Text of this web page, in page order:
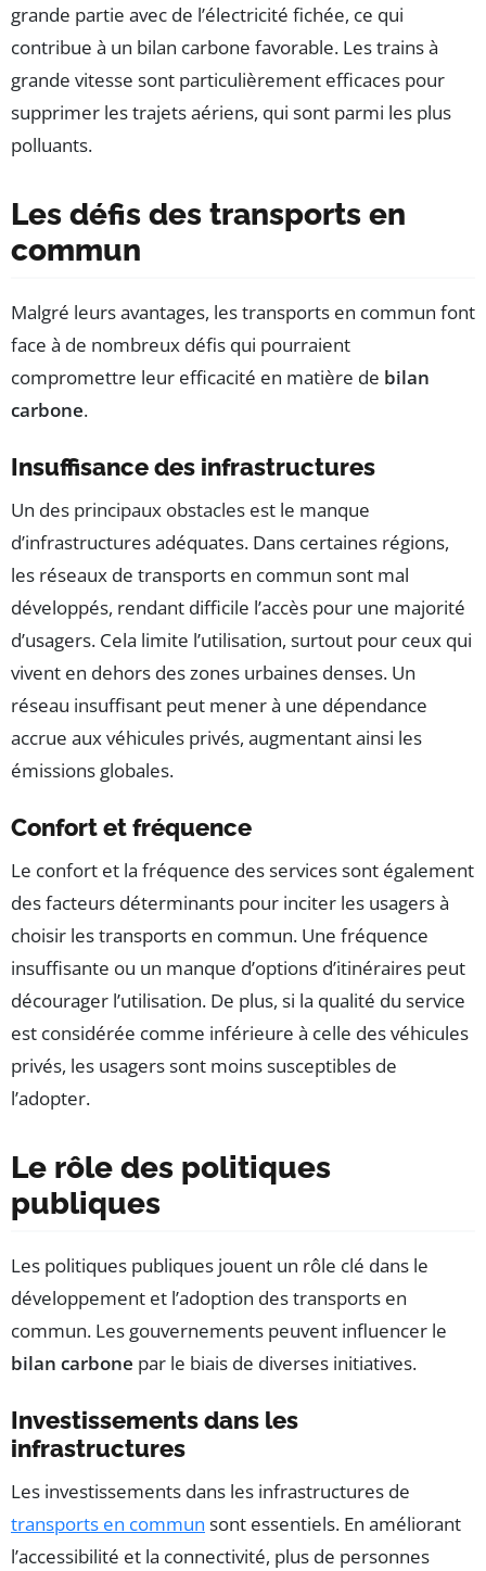
grande partie avec de l’électricité fichée, ce qui
contribue à un bilan carbone favorable. Les trains à
grande vitesse sont particulièrement efficaces pour
supprimer les trajets aériens, qui sont parmi les plus
polluants.
Les défis des transports en
commun
Malgré leurs avantages, les transports en commun font
face à de nombreux défis qui pourraient
compromettre leur efficacité en matière de bilan
carbone.
Insuffisance des infrastructures
Un des principaux obstacles est le manque
d’infrastructures adéquates. Dans certaines régions,
les réseaux de transports en commun sont mal
développés, rendant difficile l’accès pour une majorité
d’usagers. Cela limite l’utilisation, surtout pour ceux qui
vivent en dehors des zones urbaines denses. Un
réseau insuffisant peut mener à une dépendance
accrue aux véhicules privés, augmentant ainsi les
émissions globales.
Confort et fréquence
Le confort et la fréquence des services sont également
des facteurs déterminants pour inciter les usagers à
choisir les transports en commun. Une fréquence
insuffisante ou un manque d’options d’itinéraires peut
décourager l’utilisation. De plus, si la qualité du service
est considérée comme inférieure à celle des véhicules
privés, les usagers sont moins susceptibles de
l’adopter.
Le rôle des politiques
publiques
Les politiques publiques jouent un rôle clé dans le
développement et l’adoption des transports en
commun. Les gouvernements peuvent influencer le
bilan carbone par le biais de diverses initiatives.
Investissements dans les
infrastructures
Les investissements dans les infrastructures de
transports en commun sont essentiels. En améliorant
l’accessibilité et la connectivité, plus de personnes